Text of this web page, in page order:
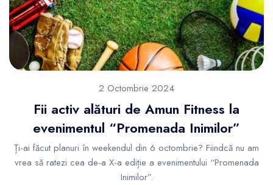
2 Octombrie 2024
Fii activ alături de Amun Fitness la
evenimentul “Promenada Inimilor”
Ți-ai făcut planuri în weekendul din 6 octombrie? Fiindcă nu am
vrea să ratezi cea de-a X-a ediție a evenimentului “Promenada
Inimilor”.